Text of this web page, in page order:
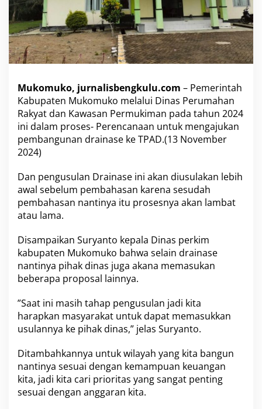
j
u
k
a
n
P
m
b
a
n
g
u
D
r
a
s
e
K
T
A
D
Mukomuko, jurnalisbengkulu.com – Pemerintah
Kabupaten Mukomuko melalui Dinas Perumahan
Rakyat dan Kawasan Permukiman pada tahun 2024
ini dalam proses- Perencanaan untuk mengajukan
pembangunan drainase ke TPAD.(13 November
2024)
Dan pengusulan Drainase ini akan diusulakan lebih
awal sebelum pembahasan karena sesudah
pembahasan nantinya itu prosesnya akan lambat
atau lama.
Disampaikan Suryanto kepala Dinas perkim
kabupaten Mukomuko bahwa selain drainase
nantinya pihak dinas juga akana memasukan
beberapa proposal lainnya.
”Saat ini masih tahap pengusulan jadi kita
harapkan masyarakat untuk dapat memasukkan
usulannya ke pihak dinas,” jelas Suryanto.
Ditambahkannya untuk wilayah yang kita bangun
nantinya sesuai dengan kemampuan keuangan
kita, jadi kita cari prioritas yang sangat penting
sesuai dengan anggaran kita.